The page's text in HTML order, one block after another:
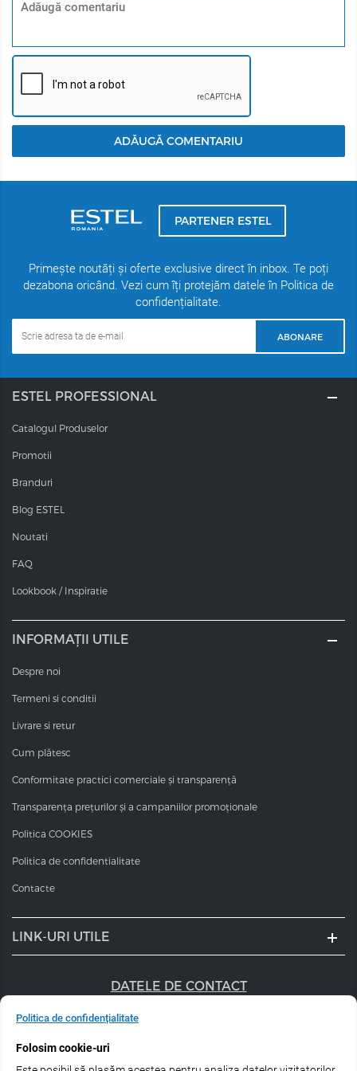
ADĂUGĂ COMENTARIU
PARTENER ESTEL
Primește noutăți și oferte exclusive direct în inbox. Te poți
dezabona oricând. Vezi cum îți protejăm datele în Politica de
confidențialitate.
ABONARE
ESTEL PROFESSIONAL
Catalogul Produselor
Promotii
Branduri
Blog ESTEL
Noutati
FAQ
Lookbook / Inspiratie
INFORMAȚII UTILE
Despre noi
Termeni si conditii
Livrare si retur
Cum plătesc
Conformitate practici comerciale și transparență
Transparența prețurilor și a campaniilor promoționale
Politica COOKIES
Politica de confidentialitate
Contacte
LINK-URI UTILE
DATELE DE CONTACT
+40 747 056 359
Politica de confidențialitate
Folosim cookie-uri